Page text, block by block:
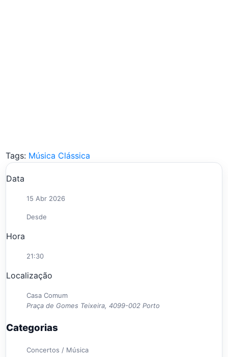
Tags: Música Clássica
Data
15 Abr 2026
Desde
Hora
21:30
Localização
Casa Comum
Praça de Gomes Teixeira, 4099-002 Porto
Categorias
Concertos / Música